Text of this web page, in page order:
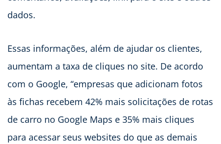
dados.
Essas informações, além de ajudar os clientes,
aumentam a taxa de cliques no site. De acordo
com o Google, “empresas que adicionam fotos
às fichas recebem 42% mais solicitações de rotas
de carro no Google Maps e 35% mais cliques
para acessar seus websites do que as demais